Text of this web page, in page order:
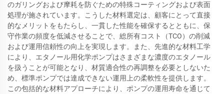
のガリングおよび摩耗を防ぐための特殊コーティングおよび表面
処理が施されています。こうした材料選定は、顧客にとって直接
的なメリットをもたらし、一貫した性能を確保するとともに、保
守作業の頻度を低減させることで、総所有コスト（TCO）の削減
および運用信頼性の向上を実現します。また、先進的な材料工学
により、エタノール用化学ポンプはさまざまな濃度のエタノール
を扱うことが可能となり、材質適合性の再調整を必要としないた
め、標準ポンプでは達成できない運用上の柔軟性を提供します。
この包括的な材料アプローチにより、ポンプの運用寿命を通じて